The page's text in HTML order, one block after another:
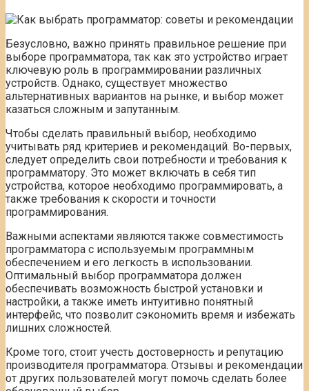
Безусловно, важно принять правильное решение при
выборе программатора, так как это устройство играет
ключевую роль в программировании различных
устройств. Однако, существует множество
альтернативных вариантов на рынке, и выбор может
казаться сложным и запутанным.
Чтобы сделать правильный выбор, необходимо
учитывать ряд критериев и рекомендаций. Во-первых,
следует определить свои потребности и требования к
программатору. Это может включать в себя тип
устройства, которое необходимо программировать, а
также требования к скорости и точности
программирования.
Важными аспектами являются также совместимость
программатора с используемым программным
обеспечением и его легкость в использовании.
Оптимальный выбор программатора должен
обеспечивать возможность быстрой установки и
настройки, а также иметь интуитивно понятный
интерфейс, что позволит сэкономить время и избежать
лишних сложностей.
Кроме того, стоит учесть достоверность и репутацию
производителя программатора. Отзывы и рекомендации
от других пользователей могут помочь сделать более